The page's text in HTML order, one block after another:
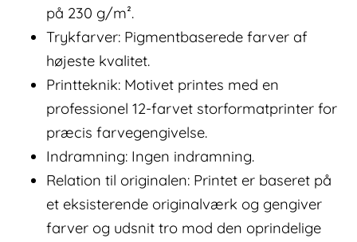
på 230 g/m².
Trykfarver: Pigmentbaserede farver af
højeste kvalitet.
Printteknik: Motivet printes med en
professionel 12-farvet storformatprinter for
præcis farvegengivelse.
Indramning: Ingen indramning.
Relation til originalen: Printet er baseret på
et eksisterende originalværk og gengiver
farver og udsnit tro mod den oprindelige